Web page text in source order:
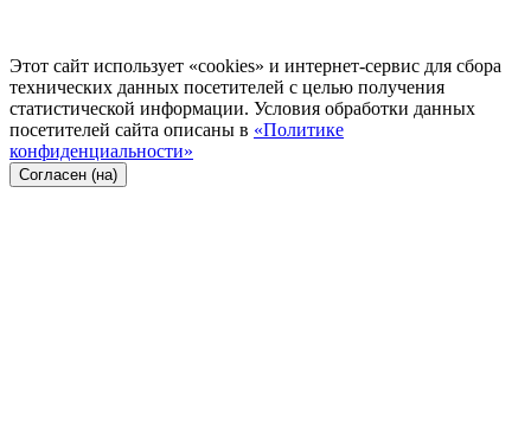
Этот сайт использует «cookies» и интернет-сервис для сбора
технических данных посетителей с целью получения
статистической информации. Условия обработки данных
посетителей сайта описаны в «Политике
конфиденциальности»
Согласен (на)